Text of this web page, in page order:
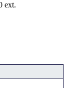
ext.